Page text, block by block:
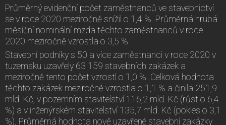
Průměrný evidenční počet zaměstnanců ve stavebnictví
se v roce 2020 meziročně snížil o 1,4 %. Průměrná hrubá
měsíční nominální mzda těchto zaměstnanců v roce
2020 meziročně vzrostla o 3,5 %.
Stavební podniky s 50 a více zaměstnanci v roce 2020 v
tuzemsku uzavřely 63 159 stavebních zakázek a
meziročně tento počet vzrostl o 1,0 %. Celková hodnota
těchto zakázek meziročně vzrostla o 1,1 % a činila 251,9
mld. Kč, v pozemním stavitelství 116,2 mld. Kč (růst o 6,4
%) a v inženýrském stavitelství 135,7 mld. Kč (pokles o 3,1
%). Průměrná hodnota nově uzavřené stavební zakázky